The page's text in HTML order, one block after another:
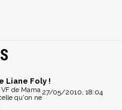
Liane Foly !
27/05/2010, 18:04
de Mama
qu'on ne